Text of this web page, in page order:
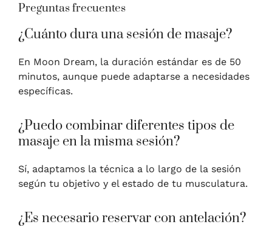
Preguntas frecuentes
¿Cuánto dura una sesión de masaje?
En Moon Dream, la duración estándar es de 50
minutos, aunque puede adaptarse a necesidades
específicas.
¿Puedo combinar diferentes tipos de
masaje en la misma sesión?
Sí, adaptamos la técnica a lo largo de la sesión
según tu objetivo y el estado de tu musculatura.
¿Es necesario reservar con antelación?